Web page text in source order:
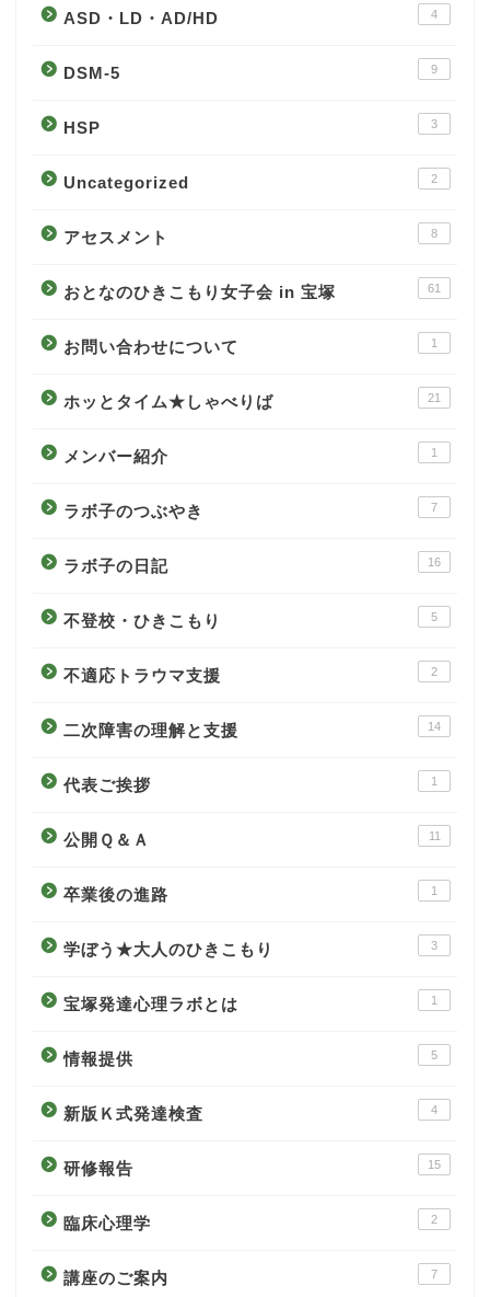
ASD・LD・AD/HD 4
DSM-5 9
HSP 3
Uncategorized 2
アセスメント 8
おとなのひきこもり女子会 in 宝塚 61
お問い合わせについて 1
ホッとタイム★しゃべりば 21
メンバー紹介 1
ラボ子のつぶやき 7
ラボ子の日記 16
不登校・ひきこもり 5
不適応トラウマ支援 2
二次障害の理解と支援 14
代表ご挨拶 1
公開Ｑ＆Ａ 11
卒業後の進路 1
学ぼう★大人のひきこもり 3
宝塚発達心理ラボとは 1
情報提供 5
新版Ｋ式発達検査 4
研修報告 15
臨床心理学 2
講座のご案内 7